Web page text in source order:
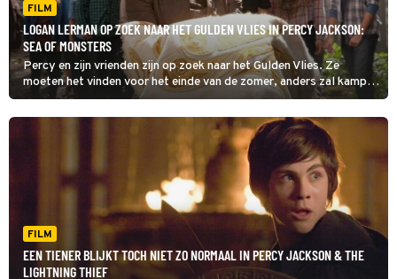
FILM
LOGAN LERMAN OP ZOEK NAAR HET GULDEN VLIES IN PERCY JACKSON:
SEA OF MONSTERS
Percy en zijn vrienden zijn op zoek naar het Gulden Vlies. Ze
moeten het vinden voor het einde van de zomer, anders zal kamp
Halfbloed vernietigd worden.
FILM
EEN TIENER BLIJKT TOCH NIET ZO NORMAAL IN PERCY JACKSON & THE
LIGHTNING THIEF